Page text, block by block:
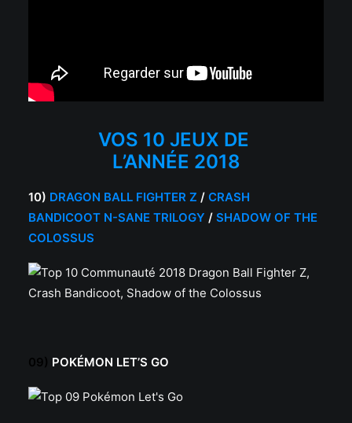
VOS 10 JEUX DE
L’ANNÉE 2018
10) DRAGON BALL FIGHTER Z / CRASH
BANDICOOT N-SANE TRILOGY / SHADOW OF THE
COLOSSUS
09) POKÉMON LET’S GO